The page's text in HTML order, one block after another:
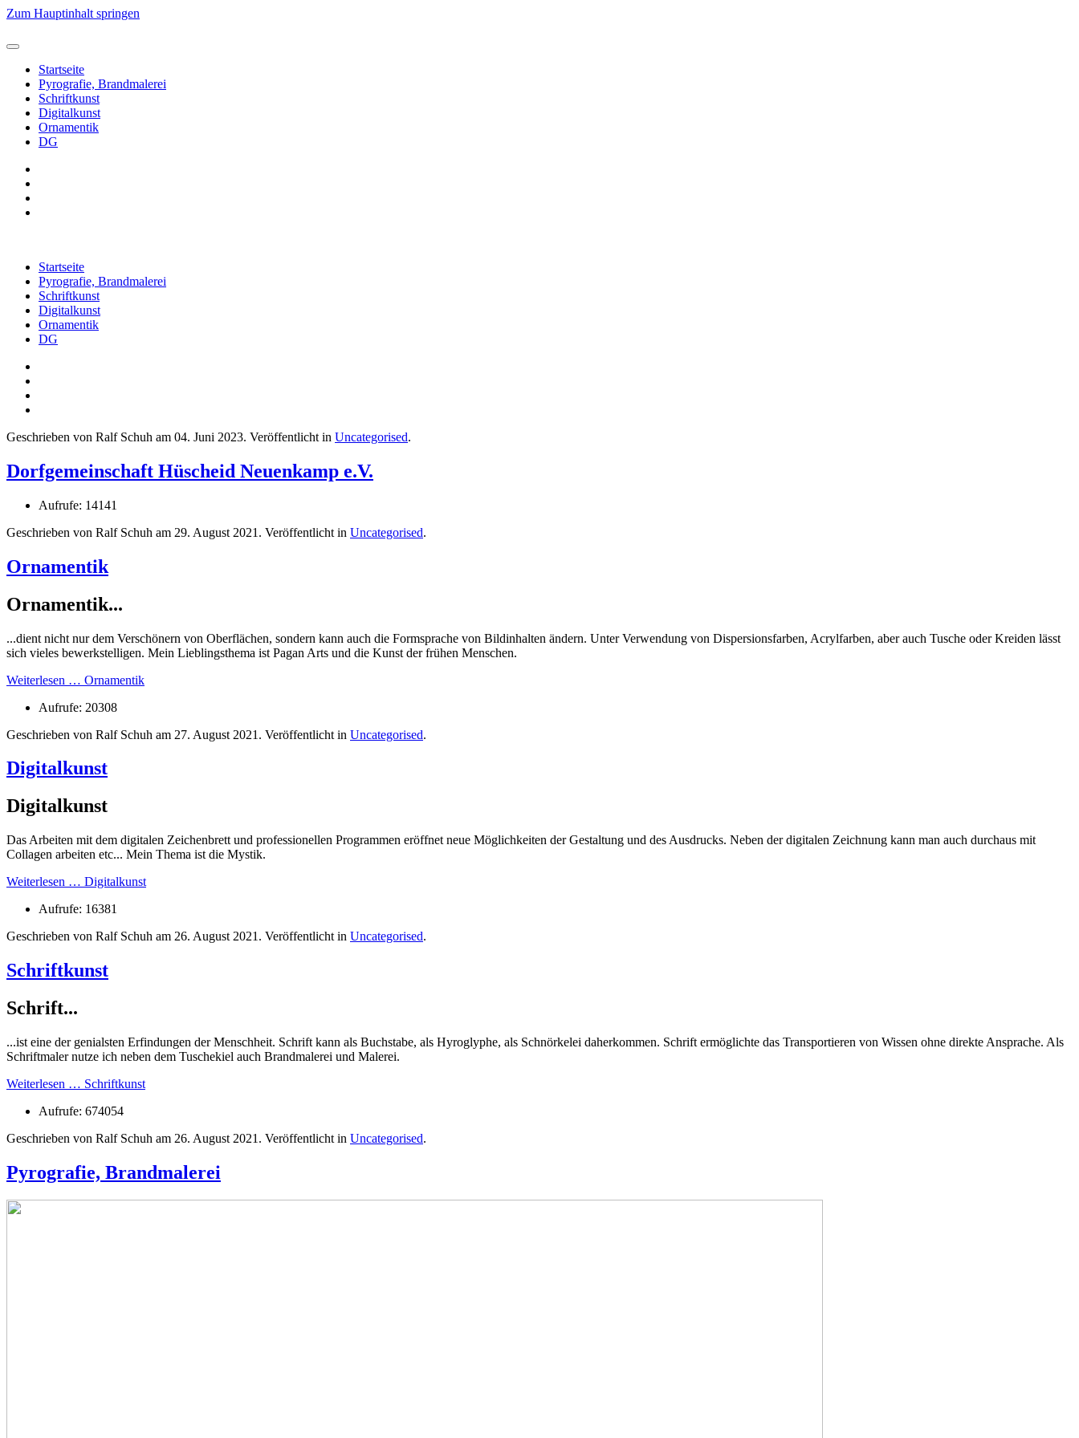
Zum Hauptinhalt springen
Startseite
Pyrografie, Brandmalerei
Schriftkunst
Digitalkunst
Ornamentik
DG
Startseite
Pyrografie, Brandmalerei
Schriftkunst
Digitalkunst
Ornamentik
DG
Geschrieben von Ralf Schuh am 04. Juni 2023. Veröffentlicht in Uncategorised.
Dorfgemeinschaft Hüscheid Neuenkamp e.V.
Aufrufe: 14141
Geschrieben von Ralf Schuh am 29. August 2021 . Veröffentlicht in Uncategorised.
Ornamentik
Ornamentik...
...dient nicht nur dem Verschönern von Oberflächen, sondern kann auch die Formsprache von Bildinhalten ändern. Unter Verwendung von Dispersionsfarben, Acrylfarben, aber auch Tusche oder Kreiden lässt
sich vieles bewerkstelligen. Mein Lieblingsthema ist Pagan Arts und die Kunst der frühen Menschen.
Weiterlesen … Ornamentik
Aufrufe: 20308
Geschrieben von Ralf Schuh am 27. August 2021 . Veröffentlicht in Uncategorised.
Digitalkunst
Digitalkunst
Das Arbeiten mit dem digitalen Zeichenbrett und professionellen Programmen eröffnet neue Möglichkeiten der Gestaltung und des Ausdrucks. Neben der digitalen Zeichnung kann man auch durchaus mit
Collagen arbeiten etc... Mein Thema ist die Mystik.
Weiterlesen … Digitalkunst
Aufrufe: 16381
Geschrieben von Ralf Schuh am 26. August 2021 . Veröffentlicht in Uncategorised.
Schriftkunst
Schrift...
...ist eine der genialsten Erfindungen der Menschheit. Schrift kann als Buchstabe, als Hyroglyphe, als Schnörkelei daherkommen. Schrift ermöglichte das Transportieren von Wissen ohne direkte Ansprache. Als
Schriftmaler nutze ich neben dem Tuschekiel auch Brandmalerei und Malerei.
Weiterlesen … Schriftkunst
Aufrufe: 674054
Geschrieben von Ralf Schuh am 26. August 2021 . Veröffentlicht in Uncategorised.
Pyrografie, Brandmalerei